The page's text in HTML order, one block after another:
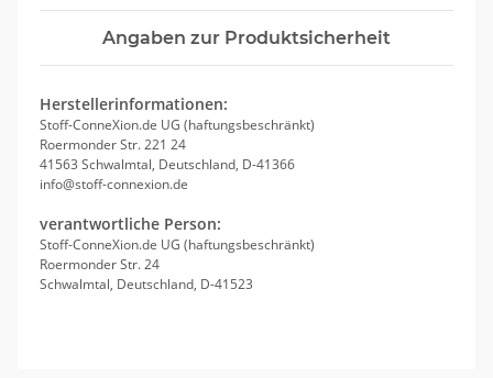
Angaben zur Produktsicherheit
Herstellerinformationen:
Stoff-ConneXion.de UG (haftungsbeschränkt)
Roermonder Str. 221 24
41563 Schwalmtal, Deutschland, D-41366
info@stoff-connexion.de
verantwortliche Person:
Stoff-ConneXion.de UG (haftungsbeschränkt)
Roermonder Str. 24
Schwalmtal, Deutschland, D-41523